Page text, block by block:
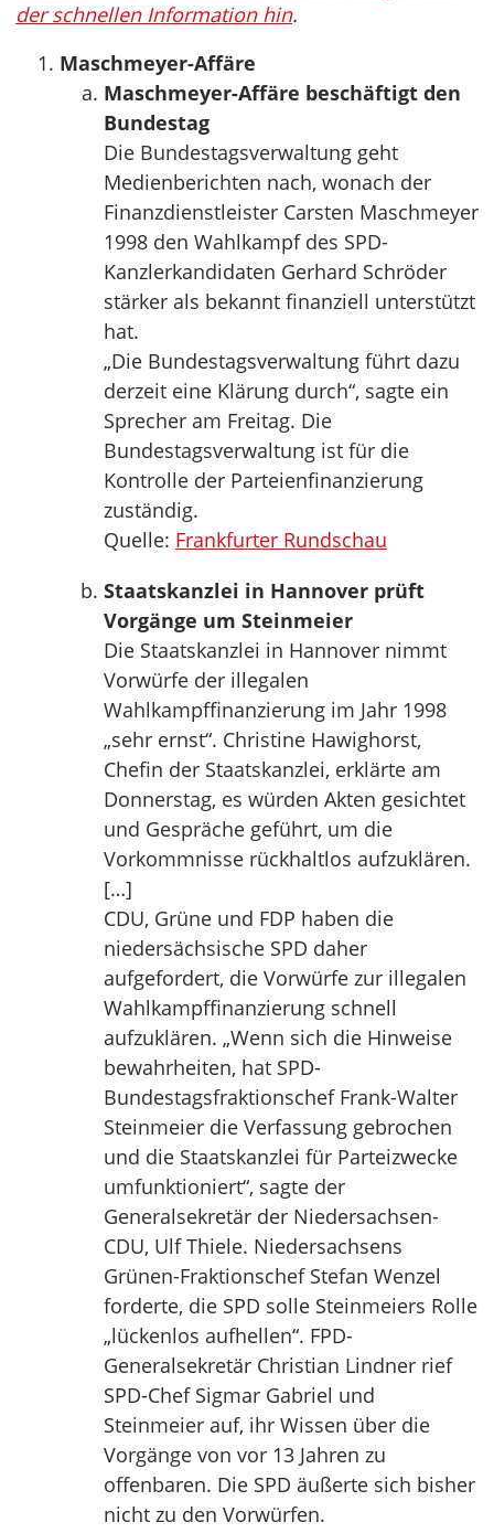
der schnellen Information hin.
Maschmeyer-Affäre
Maschmeyer-Affäre beschäftigt den
Bundestag
Die Bundestagsverwaltung geht
Medienberichten nach, wonach der
Finanzdienstleister Carsten Maschmeyer
1998 den Wahlkampf des SPD-
Kanzlerkandidaten Gerhard Schröder
stärker als bekannt finanziell unterstützt
hat.
„Die Bundestagsverwaltung führt dazu
derzeit eine Klärung durch“, sagte ein
Sprecher am Freitag. Die
Bundestagsverwaltung ist für die
Kontrolle der Parteienfinanzierung
zuständig.
Quelle: Frankfurter Rundschau
Staatskanzlei in Hannover prüft
Vorgänge um Steinmeier
Die Staatskanzlei in Hannover nimmt
Vorwürfe der illegalen
Wahlkampffinanzierung im Jahr 1998
„sehr ernst“. Christine Hawighorst,
Chefin der Staatskanzlei, erklärte am
Donnerstag, es würden Akten gesichtet
und Gespräche geführt, um die
Vorkommnisse rückhaltlos aufzuklären.
[…]
CDU, Grüne und FDP haben die
niedersächsische SPD daher
aufgefordert, die Vorwürfe zur illegalen
Wahlkampffinanzierung schnell
aufzuklären. „Wenn sich die Hinweise
bewahrheiten, hat SPD-
Bundestagsfraktionschef Frank-Walter
Steinmeier die Verfassung gebrochen
und die Staatskanzlei für Parteizwecke
umfunktioniert“, sagte der
Generalsekretär der Niedersachsen-
CDU, Ulf Thiele. Niedersachsens
Grünen-Fraktionschef Stefan Wenzel
forderte, die SPD solle Steinmeiers Rolle
„lückenlos aufhellen“. FPD-
Generalsekretär Christian Lindner rief
SPD-Chef Sigmar Gabriel und
Steinmeier auf, ihr Wissen über die
Vorgänge von vor 13 Jahren zu
offenbaren. Die SPD äußerte sich bisher
nicht zu den Vorwürfen.